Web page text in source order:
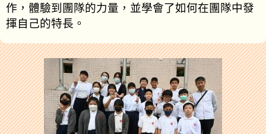
作，體驗到團隊的力量，並學會了如何在團隊中發
揮自己的特長。